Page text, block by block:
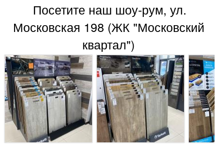
Посетите наш шоу-рум, ул.
Московская 198 (ЖК "Московский
квартал")